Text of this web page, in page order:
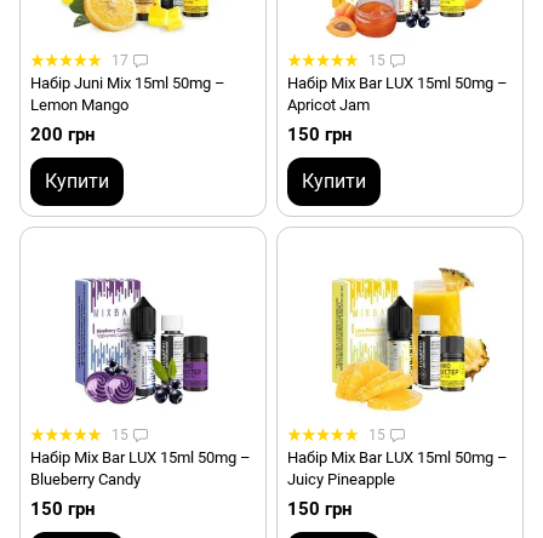
17
Набір Juni Mix 15ml 50mg –
Lemon Mango
200 грн
Купити
15
Набір Mix Bar LUX 15ml 50mg –
Apricot Jam
150 грн
Купити
15
Набір Mix Bar LUX 15ml 50mg –
Blueberry Candy
150 грн
15
Набір Mix Bar LUX 15ml 50mg –
Juicy Pineapple
150 грн